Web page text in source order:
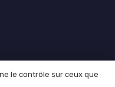
le contrôle sur ceux que